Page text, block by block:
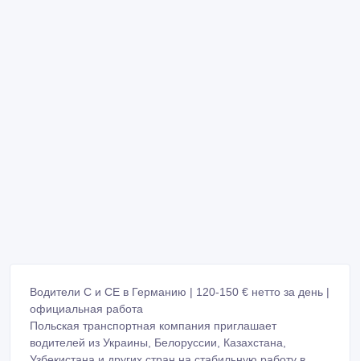
Водители C и CE в Германию | 120-150 € нетто за день |
официальная работа
Польская транспортная компания приглашает
водителей из Украины, Белоруссии, Казахстана,